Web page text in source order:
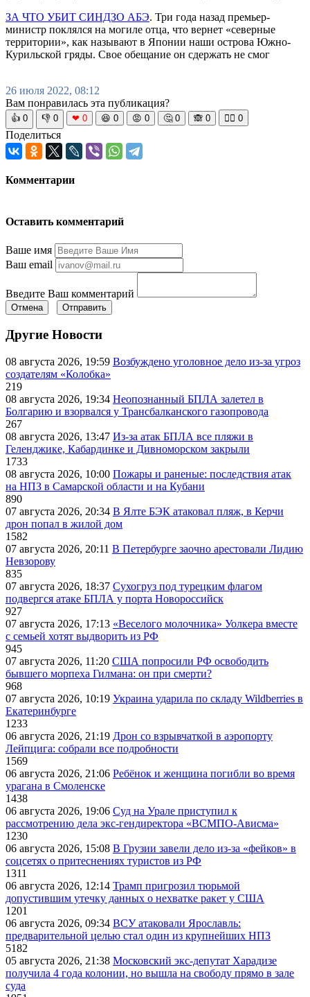
ЗА ЧТО УБИТ СИНДЗО АБЭ. Три года назад премьер-
министр поклялся на могиле отца, что вернет «северные
территории», как называют в Японии наши острова Южно-
Курильской гряды. Свое обещание он сдержать не смог
26 июля 2022, 08:12
Вам понравилась эта публикация?
👍 0 👎 0 ❤ 0 😆 0 😡 0 🤔 0 🙈 0 🧘‍♀️ 0
Поделиться
Комментарии
Оставить комментарий
Ваше имя
Ваш email
Введите Ваш комментарий
Отмена Отправить
Другие Новости
08 августа 2026, 19:59 Возбуждено уголовное дело из-за угроз
создателям «Колобка»
219
08 августа 2026, 19:34 Неопознанный БПЛА залетел в
Болгарию и взорвался у Трансбалканского газопровода
267
08 августа 2026, 13:47 Из-за атак БПЛА все пляжи в
Геленджике, Кабардинке и Дивноморском закрыли
1733
08 августа 2026, 10:00 Пожары и раненые: последствия атак
на НПЗ в Самарской области и на Кубани
890
07 августа 2026, 20:34 В Ялте БЭК атаковал пляж, в Керчи
дрон попал в жилой дом
1582
07 августа 2026, 20:11 В Петербурге заочно арестовали Лидию
Невзорову
835
07 августа 2026, 18:37 Сухогруз под турецким флагом
подвергся атаке БПЛА у порта Новороссийск
927
07 августа 2026, 17:13 «Веселого молочника» Уолкера вместе
с семьей хотят выдворить из РФ
945
07 августа 2026, 11:20 США попросили РФ освободить
бывшего морпеха Гилмана: он при смерти?
968
07 августа 2026, 10:19 Украина ударила по складу Wildberries в
Екатеринбурге
1233
06 августа 2026, 21:19 Дрон со взрывчаткой в аэропорту
Лейпцига: собрали все подробности
1569
06 августа 2026, 21:06 Ребёнок и женщина погибли во время
урагана в Смоленске
1438
06 августа 2026, 19:06 Суд на Урале приступил к
рассмотрению дела экс-гендиректора «ВСМПО-Ависма»
1230
06 августа 2026, 15:08 В Грузии завели дело из-за «фейков» в
соцсетях о притеснениях туристов из РФ
1311
06 августа 2026, 12:14 Трамп пригрозил тюрьмой
допустившим утечку данных о нехватке ракет у США
1201
06 августа 2026, 09:34 ВСУ атаковали Ярославль:
предварительной целью стал один из крупнейших НПЗ
5182
05 августа 2026, 21:38 Московский экс-депутат Харадизе
получила 4 года колонии, но вышла на свободу прямо в зале
суда